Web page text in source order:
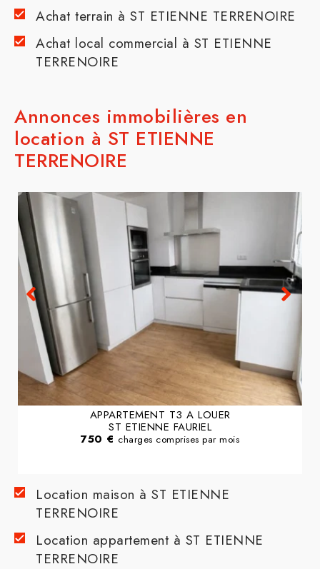
Achat terrain à ST ETIENNE TERRENOIRE
Achat local commercial à ST ETIENNE
TERRENOIRE
Annonces immobilières en
location à ST ETIENNE
TERRENOIRE
APPARTEMENT T3 A LOUER
ST ETIENNE FAURIEL
750 € charges comprises par mois
Location maison à ST ETIENNE
TERRENOIRE
Location appartement à ST ETIENNE
TERRENOIRE